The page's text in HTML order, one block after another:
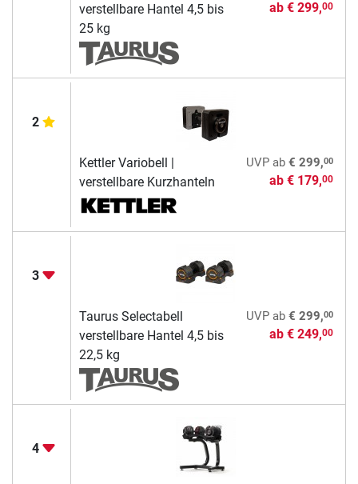
verstellbare Hantel 4,5 bis
25 kg
ab € 299,00
2
Kettler Variobell |
verstellbare Kurzhanteln
UVPab € 299,00
ab € 179,00
3
Taurus Selectabell
verstellbare Hantel 4,5 bis
22,5 kg
UVPab € 299,00
ab € 249,00
4